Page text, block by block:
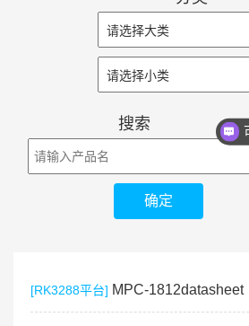
搜索
[RK3288平台] MPC-1812datasheet